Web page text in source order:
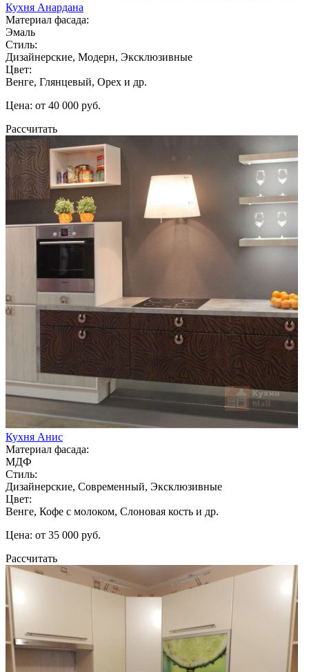
Кухня Анардана
Материал фасада:
Эмаль
Стиль:
Дизайнерские, Модерн, Эксклюзивные
Цвет:
Венге, Глянцевый, Орех и др.
Цена: от 40 000 руб.
Рассчитать
Кухня Анис
Материал фасада:
МДФ
Стиль:
Дизайнерские, Современный, Эксклюзивные
Цвет:
Венге, Кофе с молоком, Слоновая кость и др.
Цена: от 35 000 руб.
Рассчитать